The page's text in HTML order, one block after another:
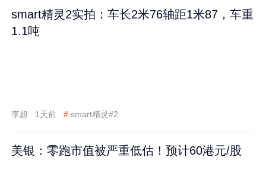
smart精灵2实拍：车长2米76轴距1米87，车重
1.1吨
李超 1天前 # smart精灵#2
美银：零跑市值被严重低估！预计60港元/股